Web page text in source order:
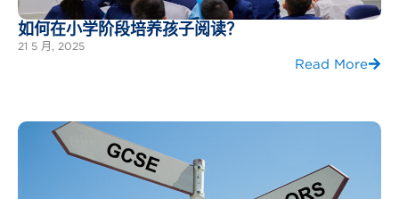
如何在小学阶段培养孩子阅读？
21 5 月, 2025
Read More